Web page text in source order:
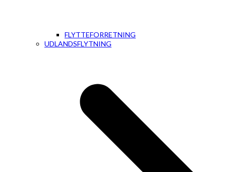
FLYTTEFORRETNING
UDLANDSFLYTNING